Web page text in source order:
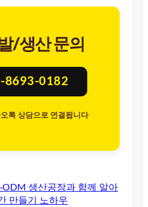
/생산 문의
8693-0182
톡 상담으로 연결됩니다
생산공장과 함께 알아
만들기 노하우